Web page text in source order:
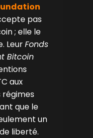
pas
; elle le
LeurFonds
Bitcoin
aux
régimes
que le
un
liberté.